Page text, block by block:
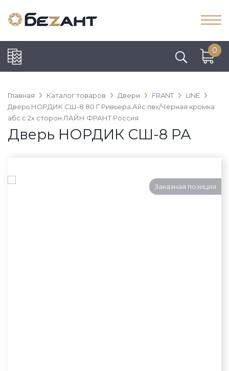
0
Главная Каталог товаров Двери FRANT
LINE
Дверь НОРДИК СШ-8 80 Г Ривьера Айс пвх/Черная кромка
абс с 2х сторон ЛАЙН ФРАНТ Россия
Дверь НОРДИК СШ-8 РА
Заказная позиция